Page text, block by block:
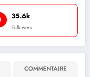
35.6k
Followers
COMMENTAIRE